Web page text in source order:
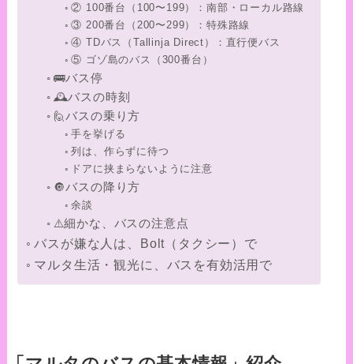
② 100番台（100〜199）：南部・ローカル路線
③ 200番台（200〜299）：特殊路線
④ TDバス（Tallinja Direct）：直行便バス
⑤ ゴゾ島のバス（300番台）
🚌バス停
🕰️バスの時刻
🙋バスの乗り方
手を挙げる
列は、作らずに待つ
ドアに挟まらないように注意
🔘バスの降り方
余談
⚠️細かな、バスの注意点
バスが嫌な人は、Bolt（タクシー）で
マルタ生活・観光に、バスを有効活用で